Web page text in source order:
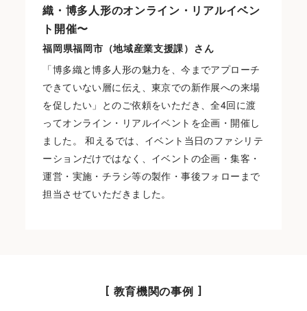
織・博多人形のオンライン・リアルイベン
ト開催〜
福岡県福岡市（地域産業支援課）さん
「博多織と博多人形の魅力を、今までアプローチ
できていない層に伝え、東京での新作展への来場
を促したい」とのご依頼をいただき、全4回に渡
ってオンライン・リアルイベントを企画・開催し
ました。 和えるでは、イベント当日のファシリテ
ーションだけではなく、イベントの企画・集客・
運営・実施・チラシ等の製作・事後フォローまで
担当させていただきました。
教育機関の事例